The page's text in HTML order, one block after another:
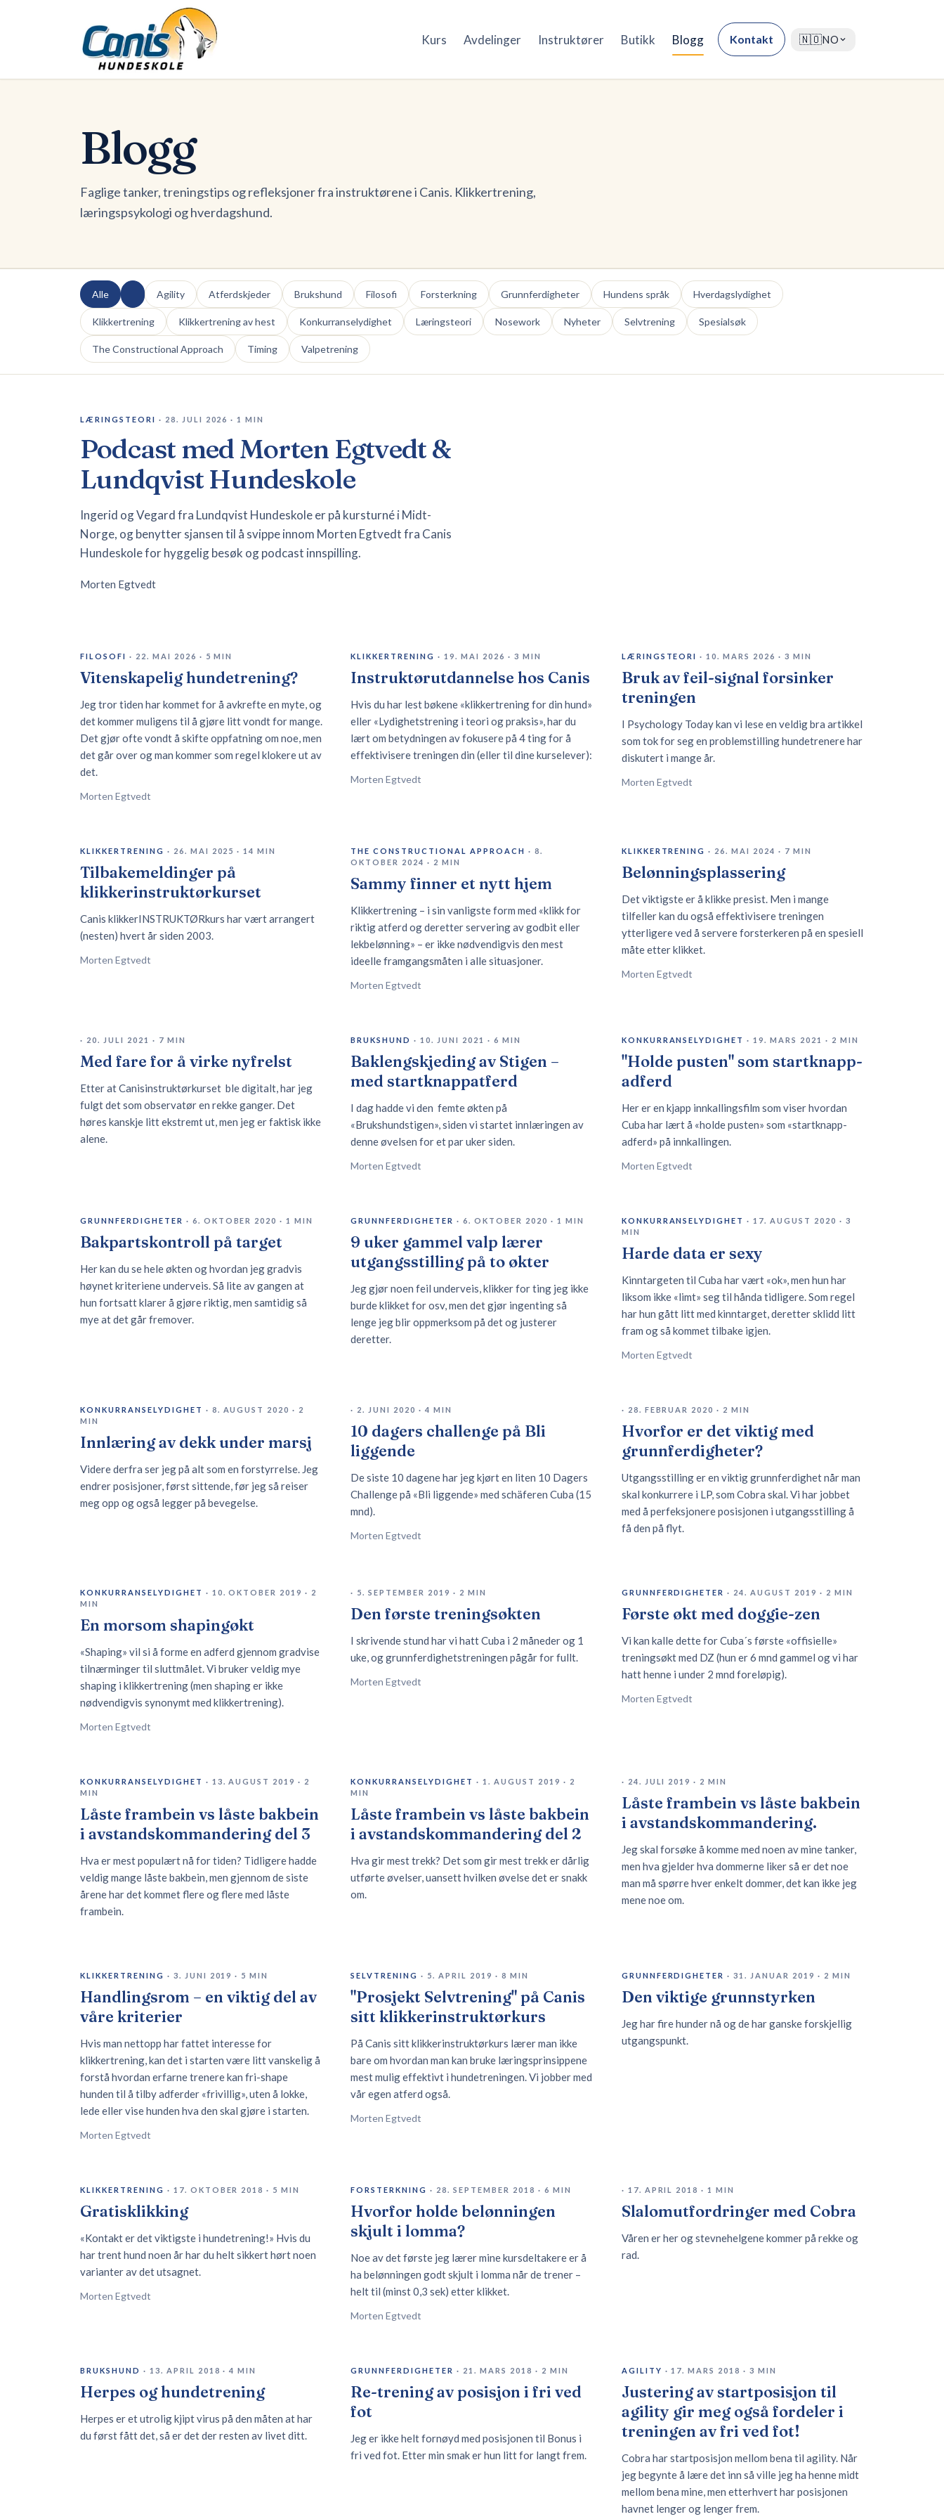
Kurs Avdelinger Instruktører Butikk Blogg Kontakt 🇳🇴NO
Blogg
Faglige tanker, treningstips og refleksjoner fra instruktørene i Canis. Klikkertrening,
læringspsykologi og hverdagshund.
Alle Agility Atferdskjeder Brukshund Filosofi Forsterkning Grunnferdigheter Hundens språk Hverdagslydighet
Klikkertrening Klikkertrening av hest Konkurranselydighet Læringsteori Nosework Nyheter Selvtrening Spesialsøk
The Constructional Approach Timing Valpetrening
LÆRINGSTEORI · 28. JULI 2026 ·1 MIN
Podcast med Morten Egtvedt &
Lundqvist Hundeskole
Ingerid og Vegard fra Lundqvist Hundeskole er på kursturné i Midt-
Norge, og benytter sjansen til å svippe innom Morten Egtvedt fra Canis
Hundeskole for hyggelig besøk og podcast innspilling.
Morten Egtvedt
FILOSOFI · 22. MAI 2026 · 5 MIN
Vitenskapelig hundetrening?
Jeg tror tiden har kommet for å avkrefte en myte, og
det kommer muligens til å gjøre litt vondt for mange.
Det gjør ofte vondt å skifte oppfatning om noe, men
det går over og man kommer som regel klokere ut av
det.
Morten Egtvedt
KLIKKERTRENING ·19. MAI 2026 · 3 MIN
Instruktørutdannelse hos Canis
Hvis du har lest bøkene «klikkertrening for din hund»
eller «Lydighetstrening i teori og praksis», har du
lært om betydningen av fokusere på 4 ting for å
effektivisere treningen din (eller til dine kurselever):
Morten Egtvedt
LÆRINGSTEORI ·10. MARS 2026 ·3 MIN
Bruk av feil-signal forsinker
treningen
I Psychology Today kan vi lese en veldig bra artikkel
som tok for seg en problemstilling hundetrenere har
diskutert i mange år.
Morten Egtvedt
KLIKKERTRENING · 26. MAI 2025 ·14 MIN
Tilbakemeldinger på
klikkerinstruktørkurset
Canis klikkerINSTRUKTØRkurs har vært arrangert
(nesten) hvert år siden 2003.
Morten Egtvedt
THE CONSTRUCTIONAL APPROACH · 8.
OKTOBER 2024 · 2 MIN
Sammy finner et nytt hjem
Klikkertrening – i sin vanligste form med «klikk for
riktig atferd og deretter servering av godbit eller
lekbelønning» – er ikke nødvendigvis den mest
ideelle framgangsmåten i alle situasjoner.
Morten Egtvedt
KLIKKERTRENING · 26. MAI 2024 · 7 MIN
Belønningsplassering
Det viktigste er å klikke presist. Men i mange
tilfeller kan du også effektivisere treningen
ytterligere ved å servere forsterkeren på en spesiell
måte etter klikket.
Morten Egtvedt
· 20. JULI 2021 · 7 MIN
Med fare for å virke nyfrelst
Etter at Canisinstruktørkurset ble digitalt, har jeg
fulgt det som observatør en rekke ganger. Det
høres kanskje litt ekstremt ut, men jeg er faktisk ikke
alene.
BRUKSHUND ·10. JUNI 2021 · 6 MIN
Baklengskjeding av Stigen –
med startknappatferd
I dag hadde vi den femte økten på
«Brukshundstigen», siden vi startet innlæringen av
denne øvelsen for et par uker siden.
Morten Egtvedt
KONKURRANSELYDIGHET ·19. MARS 2021 · 2 MIN
"Holde pusten" som startknapp-
adferd
Her er en kjapp innkallingsfilm som viser hvordan
Cuba har lært å «holde pusten» som «startknapp-
adferd» på innkallingen.
Morten Egtvedt
GRUNNFERDIGHETER · 6. OKTOBER 2020 ·1 MIN
Bakpartskontroll på target
Her kan du se hele økten og hvordan jeg gradvis
høynet kriteriene underveis. Så lite av gangen at
hun fortsatt klarer å gjøre riktig, men samtidig så
mye at det går fremover.
GRUNNFERDIGHETER · 6. OKTOBER 2020 · 1 MIN
9 uker gammel valp lærer
utgangsstilling på to økter
Jeg gjør noen feil underveis, klikker for ting jeg ikke
burde klikket for osv, men det gjør ingenting så
lenge jeg blir oppmerksom på det og justerer
deretter.
KONKURRANSELYDIGHET ·17. AUGUST 2020 · 3
MIN
Harde data er sexy
Kinntargeten til Cuba har vært «ok», men hun har
liksom ikke «limt» seg til hånda tidligere. Som regel
har hun gått litt med kinntarget, deretter sklidd litt
fram og så kommet tilbake igjen.
Morten Egtvedt
KONKURRANSELYDIGHET · 8. AUGUST 2020 · 2
MIN
Innlæring av dekk under marsj
Videre derfra ser jeg på alt som en forstyrrelse. Jeg
endrer posisjoner, først sittende, før jeg så reiser
meg opp og også legger på bevegelse.
· 2. JUNI 2020 ·4 MIN
10 dagers challenge på Bli
liggende
De siste 10 dagene har jeg kjørt en liten 10 Dagers
Challenge på «Bli liggende» med schäferen Cuba (15
mnd).
Morten Egtvedt
· 28. FEBRUAR 2020 · 2 MIN
Hvorfor er det viktig med
grunnferdigheter?
Utgangsstilling er en viktig grunnferdighet når man
skal konkurrere i LP, som Cobra skal. Vi har jobbet
med å perfeksjonere posisjonen i utgangsstilling å
få den på flyt.
KONKURRANSELYDIGHET · 10. OKTOBER 2019 · 2
MIN
En morsom shapingøkt
«Shaping» vil si å forme en adferd gjennom gradvise
tilnærminger til sluttmålet. Vi bruker veldig mye
shaping i klikkertrening (men shaping er ikke
nødvendigvis synonymt med klikkertrening).
Morten Egtvedt
· 5. SEPTEMBER 2019 · 2 MIN
Den første treningsøkten
I skrivende stund har vi hatt Cuba i 2 måneder og 1
uke, og grunnferdighetstreningen pågår for fullt.
Morten Egtvedt
GRUNNFERDIGHETER · 24. AUGUST 2019 · 2 MIN
Første økt med doggie-zen
Vi kan kalle dette for Cuba´s første «offisielle»
treningsøkt med DZ (hun er 6 mnd gammel og vi har
hatt henne i under 2 mnd foreløpig).
Morten Egtvedt
KONKURRANSELYDIGHET · 13. AUGUST 2019 · 2
MIN
Låste frambein vs låste bakbein
i avstandskommandering del 3
Hva er mest populært nå for tiden? Tidligere hadde
veldig mange låste bakbein, men gjennom de siste
årene har det kommet flere og flere med låste
frambein.
KONKURRANSELYDIGHET · 1. AUGUST 2019 · 2
MIN
Låste frambein vs låste bakbein
i avstandskommandering del 2
Hva gir mest trekk? Det som gir mest trekk er dårlig
utførte øvelser, uansett hvilken øvelse det er snakk
om.
· 24. JULI 2019 · 2 MIN
Låste frambein vs låste bakbein
i avstandskommandering.
Jeg skal forsøke å komme med noen av mine tanker,
men hva gjelder hva dommerne liker så er det noe
man må spørre hver enkelt dommer, det kan ikke jeg
mene noe om.
KLIKKERTRENING · 3. JUNI 2019 · 5 MIN
Handlingsrom – en viktig del av
våre kriterier
Hvis man nettopp har fattet interesse for
klikkertrening, kan det i starten være litt vanskelig å
forstå hvordan erfarne trenere kan fri-shape
hunden til å tilby adferder «frivillig», uten å lokke,
lede eller vise hunden hva den skal gjøre i starten.
Morten Egtvedt
SELVTRENING · 5. APRIL 2019 · 8 MIN
"Prosjekt Selvtrening" på Canis
sitt klikkerinstruktørkurs
På Canis sitt klikkerinstruktørkurs lærer man ikke
bare om hvordan man kan bruke læringsprinsippene
mest mulig effektivt i hundetreningen. Vi jobber med
vår egen atferd også.
Morten Egtvedt
GRUNNFERDIGHETER ·31. JANUAR 2019 · 2 MIN
Den viktige grunnstyrken
Jeg har fire hunder nå og de har ganske forskjellig
utgangspunkt.
KLIKKERTRENING · 17. OKTOBER 2018 · 5 MIN
Gratisklikking
«Kontakt er det viktigste i hundetrening!» Hvis du
har trent hund noen år har du helt sikkert hørt noen
varianter av det utsagnet.
Morten Egtvedt
FORSTERKNING · 28. SEPTEMBER 2018 · 6 MIN
Hvorfor holde belønningen
skjult i lomma?
Noe av det første jeg lærer mine kursdeltakere er å
ha belønningen godt skjult i lomma når de trener –
helt til (minst 0,3 sek) etter klikket.
Morten Egtvedt
· 17. APRIL 2018 ·1 MIN
Slalomutfordringer med Cobra
Våren er her og stevnehelgene kommer på rekke og
rad.
BRUKSHUND · 13. APRIL 2018 ·4 MIN
Herpes og hundetrening
Herpes er et utrolig kjipt virus på den måten at har
du først fått det, så er det der resten av livet ditt.
GRUNNFERDIGHETER · 21. MARS 2018 · 2 MIN
Re-trening av posisjon i fri ved
fot
Jeg er ikke helt fornøyd med posisjonen til Bonus i
fri ved fot. Etter min smak er hun litt for langt frem.
AGILITY ·17. MARS 2018 ·3 MIN
Justering av startposisjon til
agility gir meg også fordeler i
treningen av fri ved fot!
Cobra har startposisjon mellom bena til agility. Når
jeg begynte å lære det inn så ville jeg ha henne midt
mellom bena mine, men etterhvert har posisjonen
havnet lenger og lenger frem.